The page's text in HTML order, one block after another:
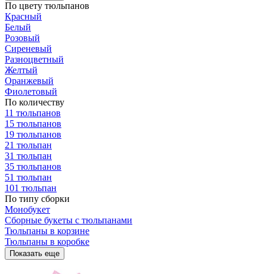
По цвету тюльпанов
Красный
Белый
Розовый
Сиреневый
Разноцветный
Желтый
Оранжевый
Фиолетовый
По количеству
11 тюльпанов
15 тюльпанов
19 тюльпанов
21 тюльпан
31 тюльпан
35 тюльпанов
51 тюльпан
101 тюльпан
По типу сборки
Монобукет
Сборные букеты с тюльпанами
Тюльпаны в корзине
Тюльпаны в коробке
Показать еще